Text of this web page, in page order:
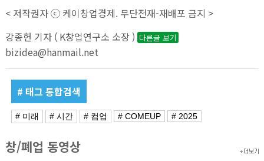
< 저작권자 ⓒ 케이창업경제. 무단전재-재배포 금지 >
강종헌 기자 ( K창업연구소 소장 ) 다른글 보기
bizidea@hanmail.net
# 태그 통합검색
# 미래 # 시간 # 컴업 # COMEUP # 2025
창/폐업 동영상